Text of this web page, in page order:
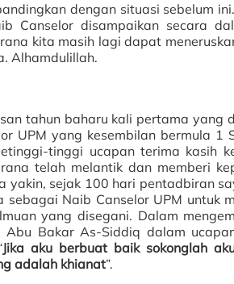
dengan situasi sebelum
Canselor disampaikan secara
kita masih lagi dapat
Alhamdulillah.
tahun baharu kali pertama yang
UPM yang kesembilan bermula 1
tinggi ucapan terima kasih
telah melantik dan memberi
yakin, sejak 100 hari pentadbiran
Naib Canselor UPM untuk
yang disegani. Dalam
Bakar As-Siddiq dalam
Jika aku berbuat baik sokonglah
adalah khianat”.